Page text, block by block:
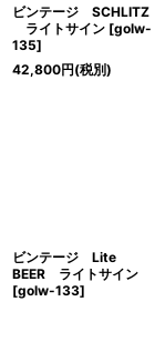
ビンテージ SCHLITZ
ライトサイン [golw-
135]
42,800円(税別)
ビンテージ Lite
BEER ライトサイン
[golw-133]